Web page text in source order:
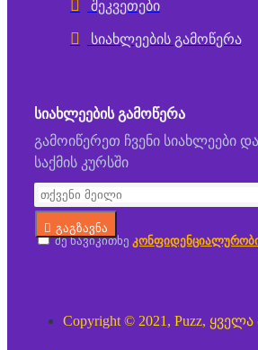
შეკვეთები
სიახლეების გამოწერა
ᲡᲘᲐᲮᲚᲔᲔᲑᲘᲡ ᲒᲐᲛᲝᲬᲔᲠᲐ
გამოიწერეთ ჩვენი სიახლეები
საქმის კურსში
გაგზავნა
მე წავიკითხე
Copyright © 2021, Puzz,